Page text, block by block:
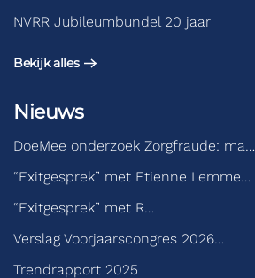
NVRR Jubileumbundel 20 jaar
Bekijk alles
Nieuws
DoeMee onderzoek Zorgfraude: ma…
“Exitgesprek” met Etienne Lemme…
“Exitgesprek” met R…
Verslag Voorjaarscongres 2026…
Trendrapport 2025